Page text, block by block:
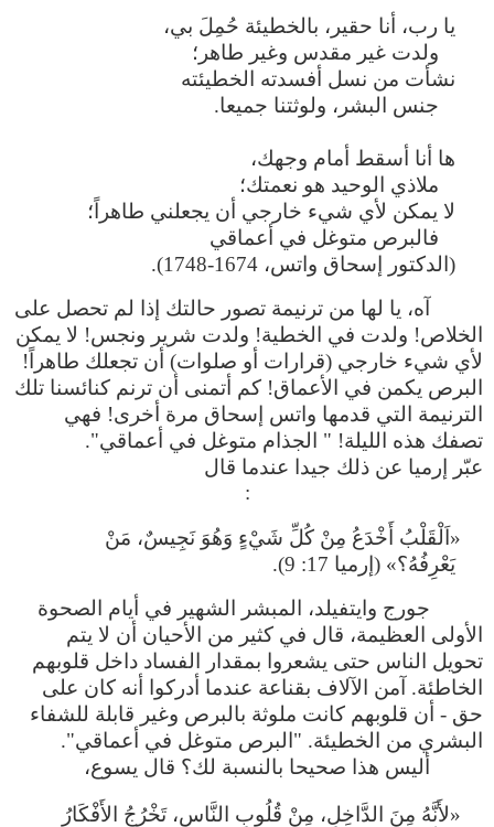
يا رب، أنا حقير، بالخطيئة حُمِلَ بي،
ولدت غير مقدس وغير طاهر؛
نشأت من نسل أفسدته الخطيئته
جنس البشر، ولوثتنا جميعا.
ها أنا أسقط أمام وجهك،
ملاذي الوحيد هو نعمتك؛
لا يمكن لأي شيء خارجي أن يجعلني طاهراً؛
فالبرص متوغل في أعماقي
(الدكتور إسحاق واتس، 1674-1748).
آه، يا لها من ترنيمة تصور حالتك إذا لم تحصل على
الخلاص! ولدت في الخطية! ولدت شرير ونجس! لا يمكن
لأي شيء خارجي (قرارات أو صلوات) أن تجعلك طاهراً!
البرص يكمن في الأعماق! كم أتمنى أن ترنم كنائسنا تلك
الترنيمة التي قدمها واتس إسحاق مرة أخرى! فهي
تصفك هذه الليلة! " الجذام متوغل في أعماقي".
عبّر إرميا عن ذلك جيدا عندما قال
:
«اَلْقَلْبُ أَخْدَعُ مِنْ كُلِّ شَيْءٍ وَهُوَ نَجِيسٌ، مَنْ
يَعْرِفُهُ؟» (إرميا 17: 9).
جورج وايتفيلد، المبشر الشهير في أيام الصحوة
الأولى العظيمة، قال في كثير من الأحيان أن لا يتم
تحويل الناس حتى يشعروا بمقدار الفساد داخل قلوبهم
الخاطئة. آمن الآلاف بقناعة عندما أدركوا أنه كان على
حق - أن قلوبهم كانت ملوثة بالبرص وغير قابلة للشفاء
البشري من الخطيئة. "البرص متوغل في أعماقي".
أليس هذا صحيحا بالنسبة لك؟ قال يسوع،
«لأَنَّهُ مِنَ الدَّاخِلِ، مِنْ قُلُوبِ النَّاسِ، تَخْرُجُ الأَفْكَارُ